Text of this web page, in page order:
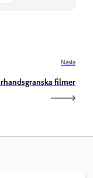
Nästa
filmer